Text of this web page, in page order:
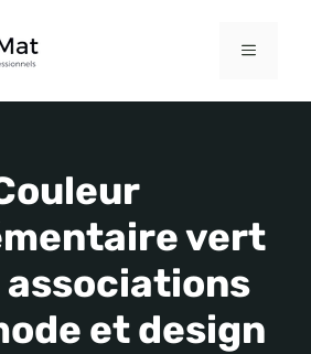
MENU
vert
associations
et design